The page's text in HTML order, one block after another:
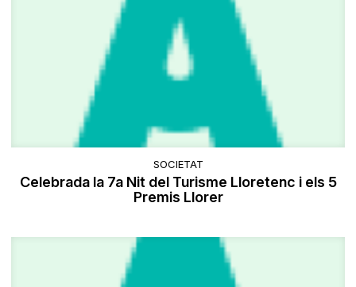
SOCIETAT
Celebrada la 7a Nit del Turisme Lloretenc i els 5
Premis Llorer